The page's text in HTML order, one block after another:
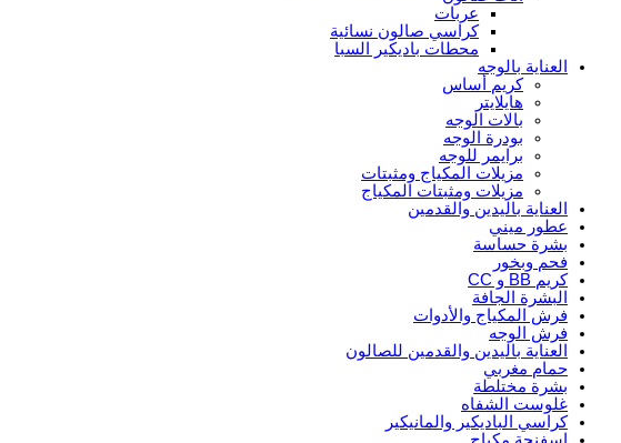
عربات
كراسي صالون نسائية
محطات باديكير السبا
العناية بالوجه
كريم أساس
هايلايتر
بالات الوجه
بودرة الوجه
برايمر للوجه
مزيلات المكياج ومثبتات
مزيلات ومثبتات المكياج
العناية باليدين والقدمين
عطور ميني
بشرة حساسة
فحم وبخور
كريم BB و CC
البشرة الجافة
فرش المكياج والأدوات
فرش الوجه
العناية باليدين والقدمين للصالون
حمام مغربي
بشرة مختلطة
غلوست الشفاه
كراسي الباديكير والمانيكير